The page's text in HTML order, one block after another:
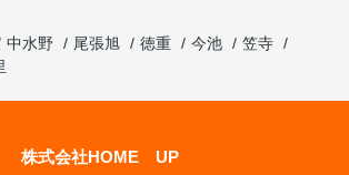
中水野 尾張旭 徳重 今池
笠寺
株式会社HOME UP